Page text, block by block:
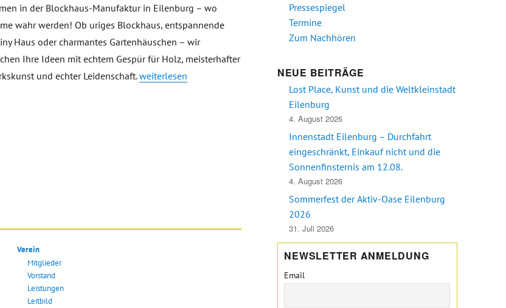
in der Blockhaus-Manufaktur in Eilenburg – wo
wahr werden! Ob uriges Blockhaus, entspannende
Haus oder charmantes Gartenhäuschen – wir
Ihre Ideen mit echtem Gespür für Holz, meisterhafter
und echter Leidenschaft.„Die Blockhausbauer GmbH“
weiterlesen
Verein
Mitglieder
Vorstand
Leistungen
Leitbild
Pressespiegel
Termine
Zum Nachhören
NEUE BEITRÄGE
Lost Place, Kunst und die Weltkleinstadt
Eilenburg
4. August 2026
Innenstadt Eilenburg – Durchfahrt
eingeschränkt, Einkauf nicht und die
Sonnenfinsternis am 12.08.
4. August 2026
Sommerfest der Aktiv-Oase Eilenburg
2026
31. Juli 2026
NEWSLETTER ANMELDUNG
Email